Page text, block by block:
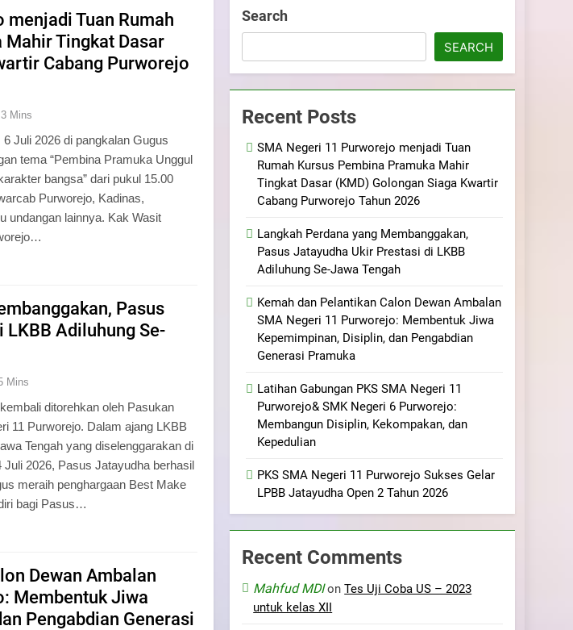
Pengabdian Generasi Pramuka
Tuan Rumah
Tingkat Dasar
Cabang Purworejo
3 Mins
Juli 2026 di pangkalan Gugus
tema “Pembina Pramuka Unggul
bangsa” dari pukul 15.00
Purworejo, Kadinas,
undangan lainnya. Kak Wasit
Pasus
Adiluhung Se-
Mins
ditorehkan oleh Pasukan
11 Purworejo. Dalam ajang LKBB
Tengah yang diselenggarakan di
2026, Pasus Jatayudha berhasil
meraih penghargaan Best Make
bagi Pasus…
Dewan Ambalan
Membentuk Jiwa
Pengabdian Generasi
Search
SEARCH
Recent Posts
SMA Negeri 11 Purworejo menjadi Tuan
Rumah Kursus Pembina Pramuka Mahir
Tingkat Dasar (KMD) Golongan Siaga Kwartir
Cabang Purworejo Tahun 2026
Langkah Perdana yang Membanggakan,
Pasus Jatayudha Ukir Prestasi di LKBB
Adiluhung Se-Jawa Tengah
Kemah dan Pelantikan Calon Dewan Ambalan
SMA Negeri 11 Purworejo: Membentuk Jiwa
Kepemimpinan, Disiplin, dan Pengabdian
Generasi Pramuka
Latihan Gabungan PKS SMA Negeri 11
Purworejo& SMK Negeri 6 Purworejo:
Membangun Disiplin, Kekompakan, dan
Kepedulian
PKS SMA Negeri 11 Purworejo Sukses Gelar
LPBB Jatayudha Open 2 Tahun 2026
Recent Comments
Mahfud MDIonTes Uji Coba US – 2023
untuk kelas XII